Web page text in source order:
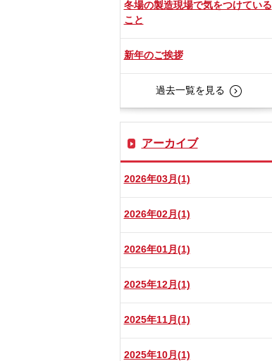
冬場の製造現場で気をつけている
こと
新年のご挨拶
過去一覧を見る
アーカイブ
2026年03月(1)
2026年02月(1)
2026年01月(1)
2025年12月(1)
2025年11月(1)
2025年10月(1)